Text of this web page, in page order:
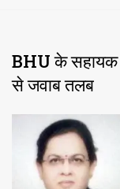
BHU के सहायक
से जवाब तलब